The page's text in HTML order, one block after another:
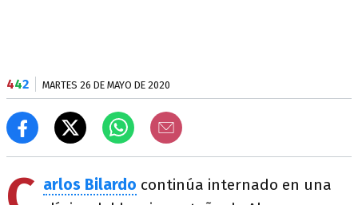
442 MARTES 26 DE MAYO DE 2020
arlos Bilardo continúa internado en una